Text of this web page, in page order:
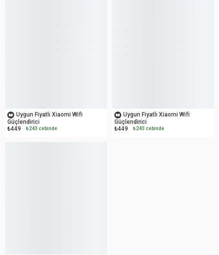
Uygun Fiyatlı Xiaomi Wifi
Güçlendirici
₺449
₺243 cebinde
Uygun Fiyatlı Xiaomi Wifi
Güçlendirici
₺449
₺243 cebinde